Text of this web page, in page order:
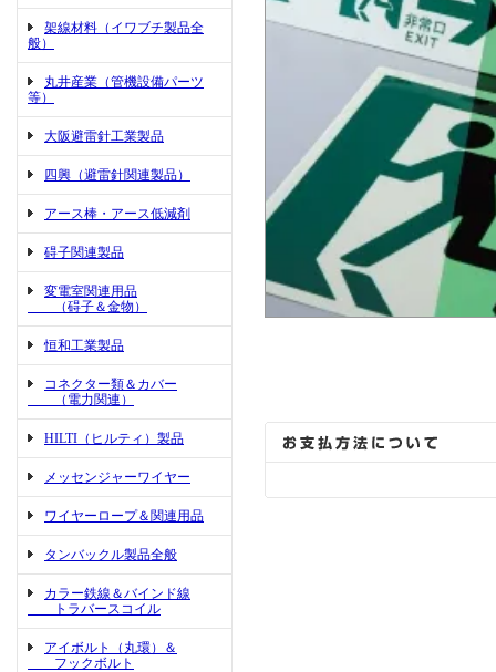
架線材料（イワブチ製品全
般）
丸井産業（管機設備パーツ
等）
大阪避雷針工業製品
四興（避雷針関連製品）
アース棒・アース低減剤
碍子関連製品
変電室関連用品
（碍子＆金物）
恒和工業製品
コネクター類＆カバー
（電力関連）
HILTI（ヒルティ）製品
メッセンジャーワイヤー
ワイヤーロープ＆関連用品
タンバックル製品全般
カラー鉄線＆バインド線
トラバースコイル
アイボルト（丸環）＆
フックボルト